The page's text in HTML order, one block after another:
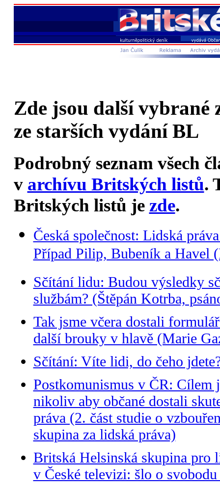
Zde jsou další vybrané
ze starších vydání BL
Podrobný seznam všech
v archívu Britských listů.
Britských listů je zde.
Česká společnost: Lidská
Případ Pilip, Bubeník a Havel
Sčítání lidu: Budou výsledky
službám? (Štěpán Kotrba,
Tak jsme včera dostali
další brouky v hlavě (Marie
Sčítání: Víte lidi, do čeho
Postkomunismus v ČR:
nikoliv aby občané dostali
práva (2. část studie o
skupina za lidská práva)
Britská Helsinská skupina pro
v České televizi: šlo o